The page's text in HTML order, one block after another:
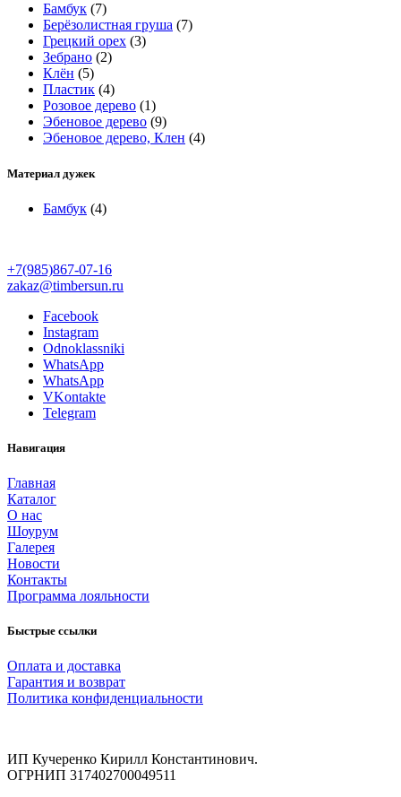
Бамбук (7)
Берёзолистная груша (7)
Грецкий орех (3)
Зебрано (2)
Клён (5)
Пластик (4)
Розовое дерево (1)
Эбеновое дерево (9)
Эбеновое дерево, Клен (4)
Материал дужек
Бамбук (4)
+7(985)867-07-16
zakaz@timbersun.ru
Facebook
Instagram
Odnoklassniki
WhatsApp
WhatsApp
VKontakte
Telegram
Навигация
Главная
Каталог
О нас
Шоурум
Галерея
Новости
Контакты
Программа лояльности
Быстрые ссылки
Оплата и доставка
Гарантия и возврат
Политика конфиденциальности
ИП Кучеренко Кирилл Константинович.
ОГРНИП 317402700049511